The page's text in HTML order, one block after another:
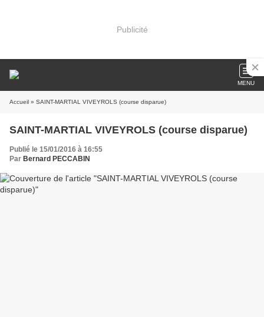
Publicité
MENU
Accueil » SAINT-MARTIAL VIVEYROLS (course disparue)
SAINT-MARTIAL VIVEYROLS (course disparue)
Publié le 15/01/2016 à 16:55
Par Bernard PECCABIN